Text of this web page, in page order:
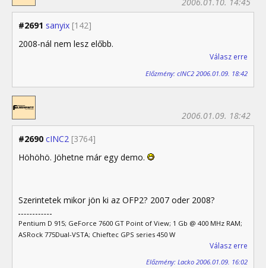
#2691 sanyix [142]
2008-nál nem lesz előbb.
Válasz erre
Előzmény: cINC2 2006.01.09. 18:42
#2690 cINC2 [3764]
2006.01.09. 18:42
Höhöhö. Jöhetne már egy demo.
Szerintetek mikor jön ki az OFP2? 2007 oder 2008?
Pentium D 915; GeForce 7600 GT Point of View; 1 Gb @ 400 MHz RAM;
ASRock 775Dual-VSTA; Chieftec GPS series 450 W
Válasz erre
Előzmény: Lacko 2006.01.09. 16:02